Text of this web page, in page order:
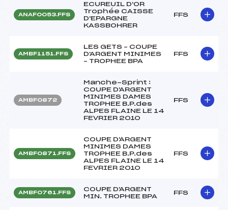
ANAF0053.FFS
ECUREUIL D'OR
Trophée CAISSE
D'EPARGNE
KASSBOHRER
FFS
AMBF1151.FFS
LES GETS – COUPE
D'ARGENT MINIMES
– TROPHEE BPA
FFS
AMBF0872
Manche-Sprint :
COUPE D'ARGENT
MINIMES DAMES
TROPHEE B.P.des
ALPES FLAINE LE 14
FEVRIER 2010
FFS
AMBF0871.FFS
COUPE D'ARGENT
MINIMES DAMES
TROPHEE B.P.des
ALPES FLAINE LE 14
FEVRIER 2010
FFS
AMBF0761.FFS
COUPE D'ARGENT
MIN. TROPHEE BPA
FFS